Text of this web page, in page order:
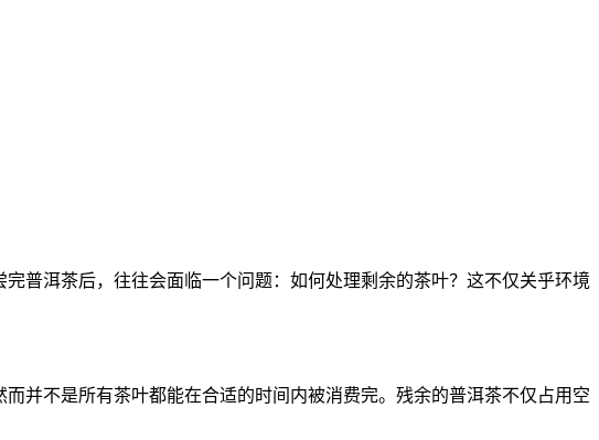
普洱茶后，往往会面临一个问题：如何处理剩余的茶叶？这不仅关乎环境
并不是所有茶叶都能在合适的时间内被消费完。残余的普洱茶不仅占用空